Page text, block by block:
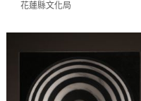
花蓮縣文化局